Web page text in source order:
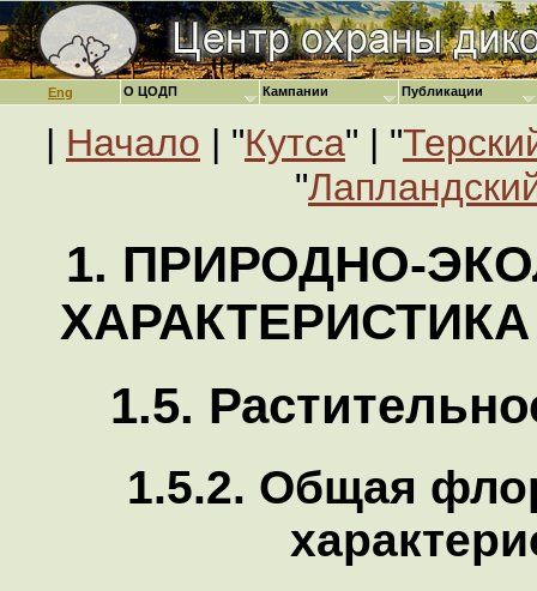
Eng
| Начало | "Кутса" | "
"
1. ПРИРОДНО-
1.5.
1.5.2. Общая
О ЦОДП Кампании Публикации